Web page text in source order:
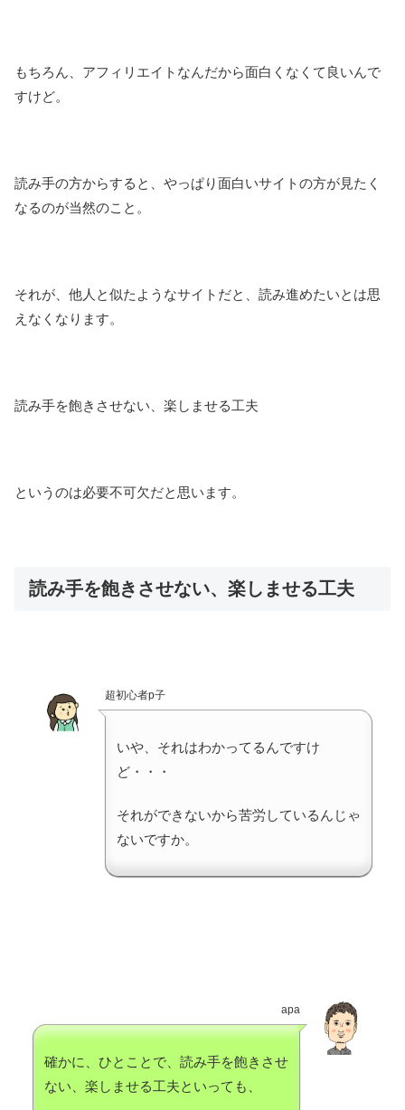
もちろん、アフィリエイトなんだから面白くなくて良いんで
すけど。
読み手の方からすると、やっぱり面白いサイトの方が見たく
なるのが当然のこと。
それが、他人と似たようなサイトだと、読み進めたいとは思
えなくなります。
読み手を飽きさせない、楽しませる工夫
というのは必要不可欠だと思います。
読み手を飽きさせない、楽しませる工夫
超初心者p子
いや、それはわかってるんですけ
ど・・・
それができないから苦労しているんじゃ
ないですか。
apa
確かに、ひとことで、読み手を飽きさせ
ない、楽しませる工夫といっても、